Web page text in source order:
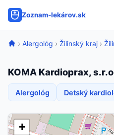
Zoznam-lekárov.sk
› Alergológ › Žilinský kraj ›
KOMA Kardioprax,
Alergológ Detský
+